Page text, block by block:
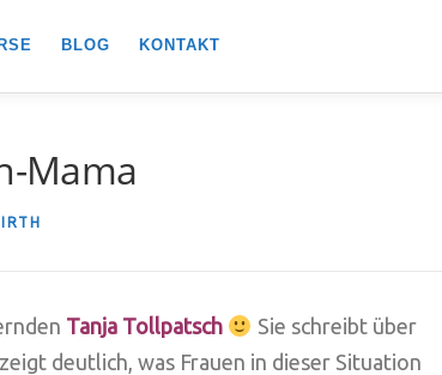
BLOG KONTAKT
Mama
Tanja Tollpatsch
Sie schreibt über
deutlich, was Frauen in dieser Situation